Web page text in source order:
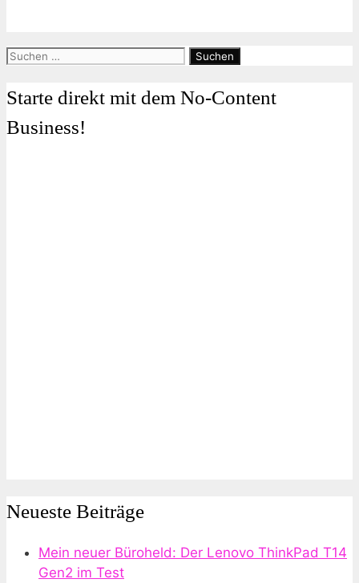
Suchen
Starte direkt mit dem No-Content
Business!
Neueste Beiträge
Mein neuer Büroheld: Der Lenovo ThinkPad T14
Gen2 im Test